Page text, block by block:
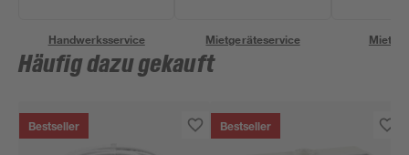
Handwerksservice Mietgeräteservice
Häufig dazu gekauft
Bestseller Bestseller